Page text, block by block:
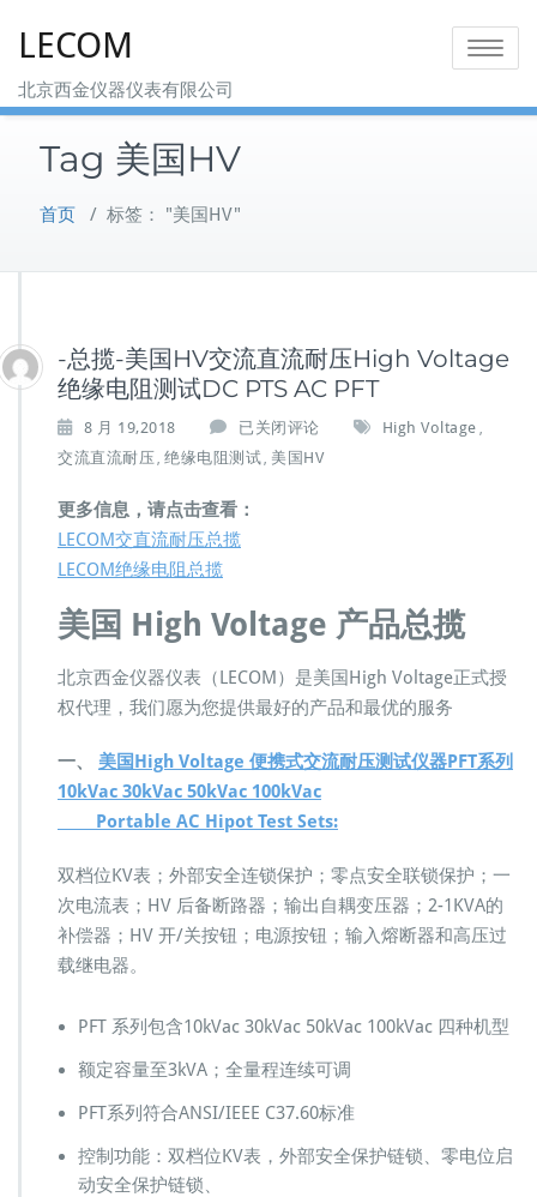
LECOM
北京西金仪器仪表有限公司
Toggle
Tag 美国HV
首页 / 标签： "美国HV"
-总揽-美国HV交流直流耐压High Voltage
绝缘电阻测试DC PTS AC PFT
8 月 19,2018
-
总
国
流
直
流
耐
压
g
V
l
t
a
缘
阻
试
D
C
已关闭评论 High Voltage
交流直流耐压 绝缘电阻测试 美国HV
更多信息，请点击查看：
LECOM交直流耐压总揽
LECOM绝缘电阻总揽
美国 High Voltage 产品总揽
北京西金仪器仪表（LECOM）是美国High Voltage正式授
权代理，我们愿为您提供最好的产品和最优的服务
一、 美国High Voltage 便携式交流耐压测试仪器PFT系列
10kVac 30kVac 50kVac 100kVac
Portable AC Hipot Test Sets:
双档位KV表；外部安全连锁保护；零点安全联锁保护；一
次电流表；HV 后备断路器；输出自耦变压器；2-1KVA的
补偿器；HV 开/关按钮；电源按钮；输入熔断器和高压过
载继电器。
PFT 系列包含10kVac 30kVac 50kVac 100kVac 四种机型
额定容量至3kVA；全量程连续可调
PFT系列符合ANSI/IEEE C37.60标准
控制功能：双档位KV表，外部安全保护链锁、零电位启
动安全保护链锁、